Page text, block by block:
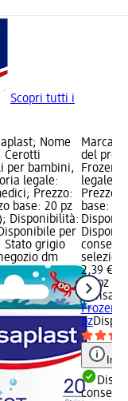
Scopri tutti i
Nome
Cerotti
per bambini,
legale:
Prezzo:
base: 20 pz
Disponibilità:
per
Stato grigio
dm
Marca:
del
Frozen,
legale:
Prezzo:
base:
2,39 €
20 pz
Frozen,
pz